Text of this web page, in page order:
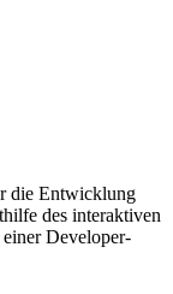
die Entwicklung
des interaktiven
Developer-